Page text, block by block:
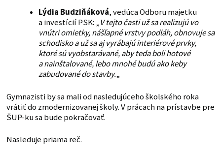
Lýdia Budziňáková, vedúca Odboru majetku
a investícií PSK: „V tejto časti už sa realizujú vo
vnútri omietky, nášľapné vrstvy podláh, obnovuje sa
schodisko a už sa aj vyrábajú interiérové prvky,
ktoré sú vyobstarávané, aby teda boli hotové
a nainštalované, lebo mnohé budú ako keby
zabudované do stavby.„
Gymnazisti by sa mali od nasledujúceho školského roka
vrátiť do zmodernizovanej školy. V prácach na prístavbe pre
ŠUP-ku sa bude pokračovať.
Nasleduje priama reč.